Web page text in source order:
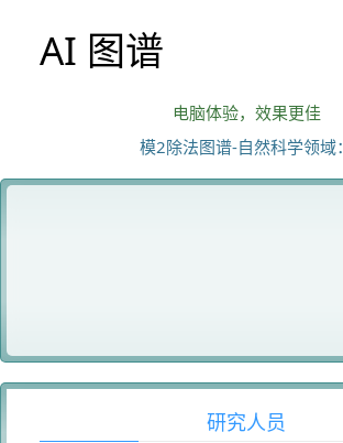
AI 图谱
电脑体验，效果更佳
模2除法图谱-自然科学领域：
研究人员